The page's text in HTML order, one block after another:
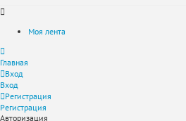
Моя лента
Главная
Вход
Вход
Регистрация
Регистрация
Авторизация